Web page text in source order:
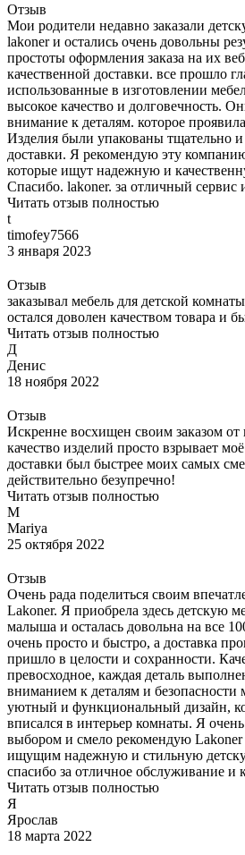
Отзыв
Мои родители недавно заказали
lakoner и остались очень довольны
простоты оформления заказа на их
качественной доставки. все прошло
использованные в изготовлении
высокое качество и долговечность.
внимание к деталям. которое
Изделия были упакованы тщательно и
доставки. Я рекомендую эту
которые ищут надежную и
Спасибо. lakoner. за отличный сервис
Читать отзыв полностью
t
timofey7566
3 января 2023
Отзыв
заказывал мебель для детской
остался доволен качеством товара и
Читать отзыв полностью
Д
Денис
18 ноября 2022
Отзыв
Искренне восхищен своим заказом
качество изделий просто взрывает
доставки был быстрее моих самых
действительно безупречно!
Читать отзыв полностью
M
Mariya
25 октября 2022
Отзыв
Очень рада поделиться своим
Lakoner. Я приобрела здесь детскую
малыша и осталась довольна на все
очень просто и быстро, а доставка
пришло в целости и сохранности.
превосходное, каждая деталь
вниманием к деталям и
уютный и функциональный дизайн,
вписался в интерьер комнаты. Я
выбором и смело рекомендую Lakoner
ищущим надежную и стильную
спасибо за отличное обслуживание и
Читать отзыв полностью
Я
Ярослав
18 марта 2022